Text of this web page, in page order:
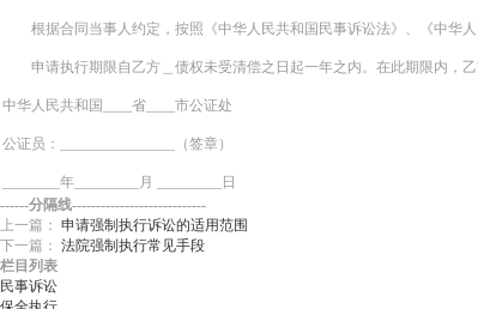
根据合同当事人约定，按照《中华人民共和国民事诉讼法》、《中华人
申请执行期限自乙方＿债权未受清偿之日起一年之内。在此期限内，乙
中华人民共和国____省____市公证处
公证员：________________（签章）
________年_________月 _________日
------分隔线----------------------------
上一篇： 申请强制执行诉讼的适用范围
下一篇： 法院强制执行常见手段
栏目列表
民事诉讼